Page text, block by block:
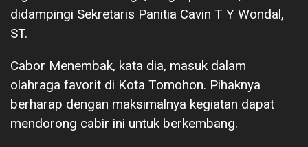
didampingi Sekretaris Panitia Cavin T Y Wondal,
ST.
Cabor Menembak, kata dia, masuk dalam
olahraga favorit di Kota Tomohon. Pihaknya
berharap dengan maksimalnya kegiatan dapat
mendorong cabir ini untuk berkembang.